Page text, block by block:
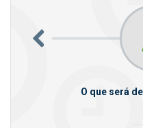
O que será